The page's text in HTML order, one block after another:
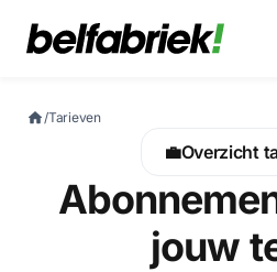
/Tarieven
💼Overzicht
jouw